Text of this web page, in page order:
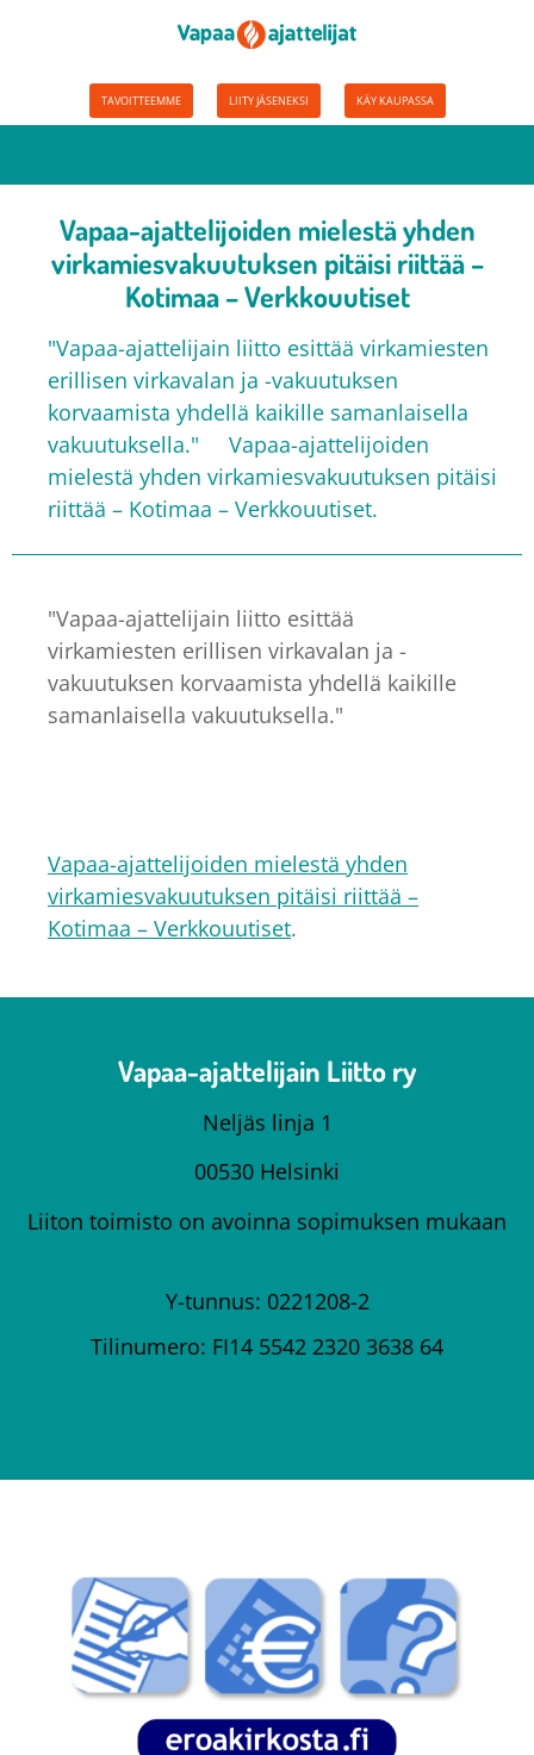
TAVOITTEEMME LIITY JÄSENEKSI KÄY KAUPASSA
Vapaa-ajattelijoiden mielestä yhden
virkamiesvakuutuksen pitäisi riittää –
Kotimaa – Verkkouutiset
"Vapaa-ajattelijain liitto esittää virkamiesten
erillisen virkavalan ja -vakuutuksen
korvaamista yhdellä kaikille samanlaisella
vakuutuksella." Vapaa-ajattelijoiden
mielestä yhden virkamiesvakuutuksen pitäisi
riittää – Kotimaa – Verkkouutiset.
"Vapaa-ajattelijain liitto esittää
virkamiesten erillisen virkavalan ja -
vakuutuksen korvaamista yhdellä kaikille
samanlaisella vakuutuksella."
Vapaa-ajattelijoiden mielestä yhden
virkamiesvakuutuksen pitäisi riittää –
Kotimaa – Verkkouutiset.
Vapaa-ajattelijain Liitto ry
Neljäs linja 1
00530 Helsinki
Liiton toimisto on avoinna sopimuksen mukaan
Y-tunnus: 0221208-2
Tilinumero: FI14 5542 2320 3638 64